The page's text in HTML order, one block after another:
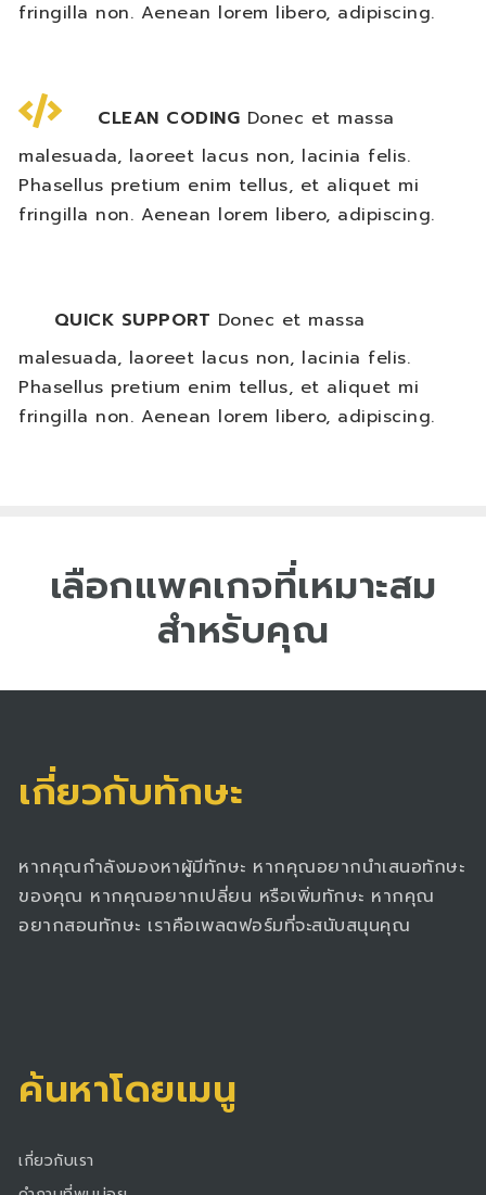
fringilla non. Aenean lorem libero, adipiscing.
CLEAN CODING Donec et massa
malesuada, laoreet lacus non, lacinia felis.
Phasellus pretium enim tellus, et aliquet mi
fringilla non. Aenean lorem libero, adipiscing.
QUICK SUPPORT Donec et massa
malesuada, laoreet lacus non, lacinia felis.
Phasellus pretium enim tellus, et aliquet mi
fringilla non. Aenean lorem libero, adipiscing.
เลือกแพคเกจที่เหมาะสม
สำหรับคุณ
เกี่ยวกับทักษะ
หากคุณกำลังมองหาผู้มีทักษะ หากคุณอยากนำเสนอทักษะ
ของคุณ หากคุณอยากเปลี่ยน หรือเพิ่มทักษะ หากคุณ
อยากสอนทักษะ เราคือเพลตฟอร์มที่จะสนับสนุนคุณ
ค้นหาโดยเมนู
เกี่ยวกับเรา